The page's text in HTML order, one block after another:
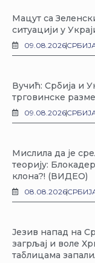
Мацут са
ситуацији у
09.08.2026
Вучић: Србија и
трговинске
09.08.2026
Мислила да је
теорију:
клона?! (ВИДЕО)
08.08.2026
Језив напад на
загрљај и воле
таблицама